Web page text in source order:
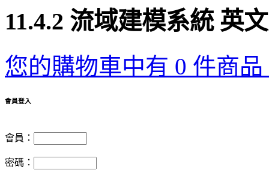
11.4.2 流域建模系統 英
您的購物車中有 0 件商
會員登入
會員：
密碼：